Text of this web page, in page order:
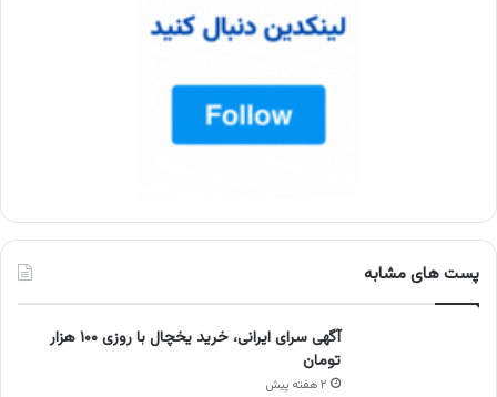
پست های مشابه
آگهی سرای ایرانی، خرید یخچال با روزی ۱۰۰ هزار
تومان
۲ هفته پیش